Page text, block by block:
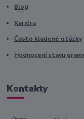
Blog
Kariéra
Často kladené otázky
Hodnocení stavu
Kontakty